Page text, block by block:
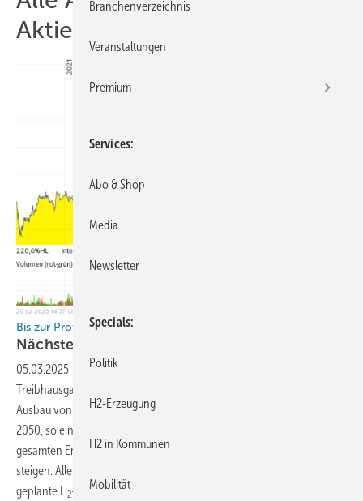
Aktien
Bis zur Profitabilität kann es noch viele Jahre dauern
Nächste Durststrecke für
05.03.2025 -
Die Politik hat große Pläne, und um schädliche
Treibhausgase zu reduzieren, steckt sie Milliardensummen in den
Ausbau von Produktion und Leitungsnetzen für „grünen“ Wasserstoff.
2050, so eines der ambitionierten Ziele, soll dessen Anteil am
gesamten Energieverbrauch in der EU möglichst auf über 20 Prozent
steigen. Allein in Deutschland will man rund 19 Mrd. Euro in das
geplante H2-Kernnetz investieren, das bis 2032 auf eine Länge von
Branchenverzeichnis
Veranstaltungen
Premium
Services
Abo & Shop
Media
Newsletter
Specials
Politik
H2-Erzeugung
H2 in Kommunen
Mobilität